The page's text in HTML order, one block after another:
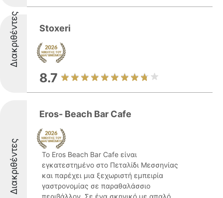
Διακριθέντες Stoxeri
8.7
Διακριθέντες
Eros- Beach Bar Cafe
Το Eros Beach Bar Cafe είναι
εγκατεστημένο στο Πεταλίδι Μεσσηνίας
και παρέχει μια ξεχωριστή εμπειρία
γαστρονομίας σε παραθαλάσσιο
περιβάλλον. Σε ένα σκηνικό με απαλό,